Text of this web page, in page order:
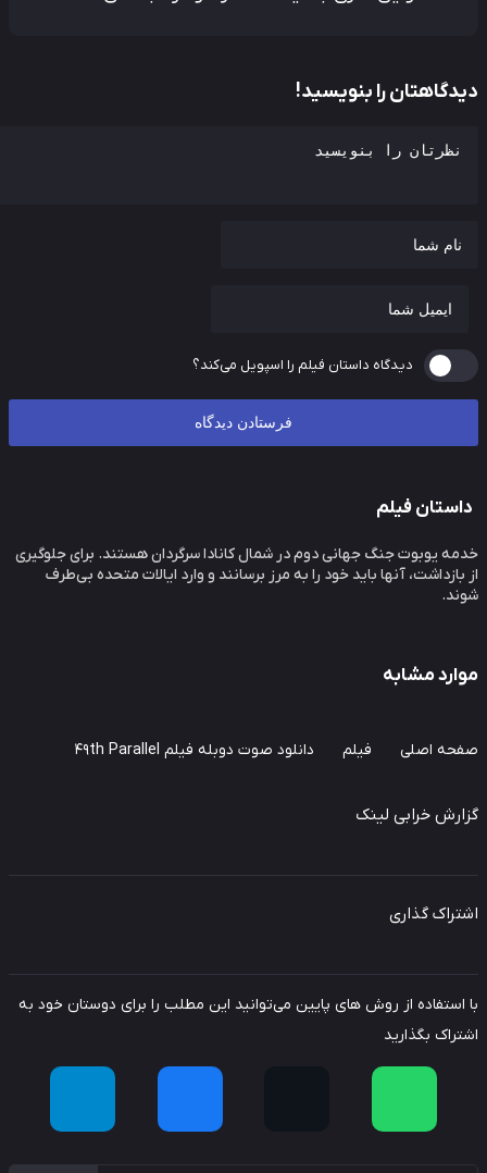
را بنویسید!
دیدگاه داستان فیلم را اسپویل می‌کند؟
فیلم
یوبوت جنگ جهانی دوم در شمال کانادا سرگردان هستند. برای جلوگیری
آنها باید خود را به مرز برسانند و وارد ایالات متحده بی‌طرف
مشابه
اصلی فیلم دانلود صوت دوبله فیلم 49th Parallel
خرابی لینک
گذاری
استفاده از روش های پایین می‌توانید این مطلب را برای دوستان خود به
بگذارید